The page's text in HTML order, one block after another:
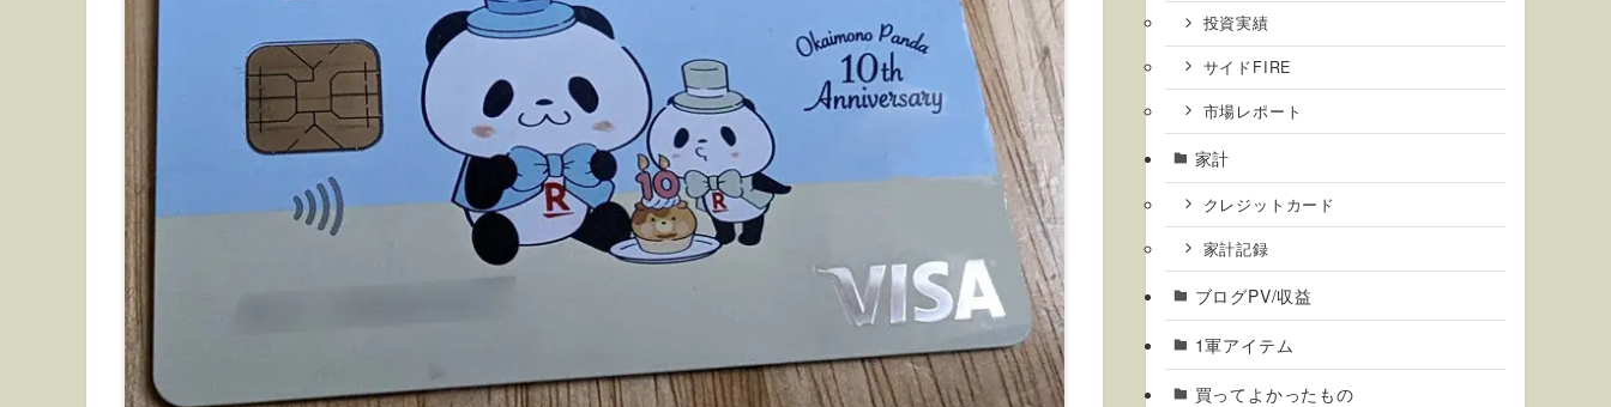
投資実績
サイドFIRE
市場レポート
家計
クレジットカード
家計記録
ブログPV/収益
1軍アイテム
買ってよかったもの